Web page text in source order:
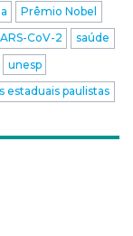
Prêmio Nobel
CoV-2
saúde
unesp
estaduais paulistas